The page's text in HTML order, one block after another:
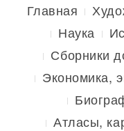
Главная
Наука
Сборники
Экономика,
Атласы,